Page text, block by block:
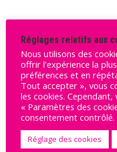
Rechercher
Ligue
Pos Équipe
Réglages relatifs aux
Nous utilisons des
offrir l'expérience la
préférences et en
Tout accepter », vous
les cookies.
« Paramètres des
consentement contrôlé.
Réglage des cookies